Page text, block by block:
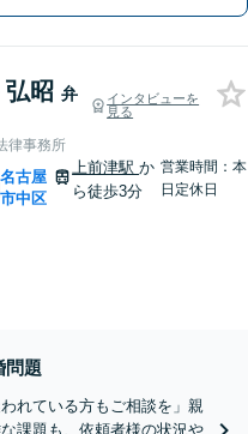
弘昭 弁
インタビューを
見る
律事務所
名古屋
市中区
上前津駅か
ら徒歩3分
営業時間：本
日定休日
問題
れている方もご相談を」親
課題も、依頼者様の状況や